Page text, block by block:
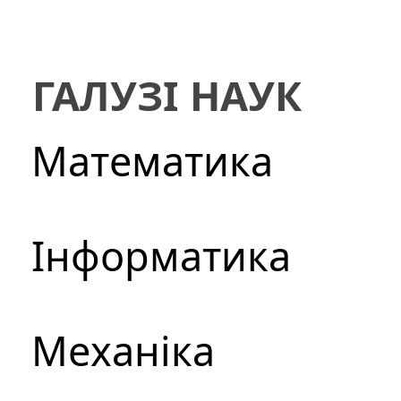
ГАЛУЗІ НАУК
Математика
Інформатика
Механіка